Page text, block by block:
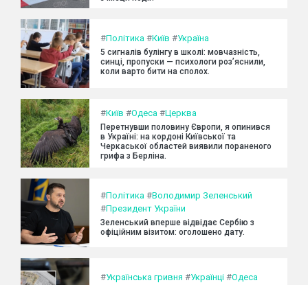
#Політика #Київ #Україна
5 сигналів булінгу в школі: мовчазність,
синці, пропуски — психологи роз’яснили,
коли варто бити на сполох.
#Київ #Одеса #Церква
Перетнувши половину Європи, я опинився
в Україні: на кордоні Київської та
Черкаської областей виявили пораненого
грифа з Берліна.
#Політика #Володимир Зеленський
#Президент України
Зеленський вперше відвідає Сербію з
офіційним візитом: оголошено дату.
#Українська гривня #Українці #Одеса